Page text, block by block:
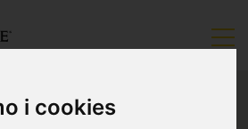
i cookies